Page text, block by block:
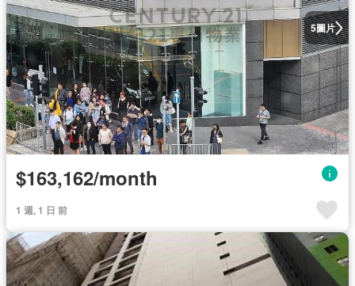
5圖片
$163,162/month
1 週, 1 日 前